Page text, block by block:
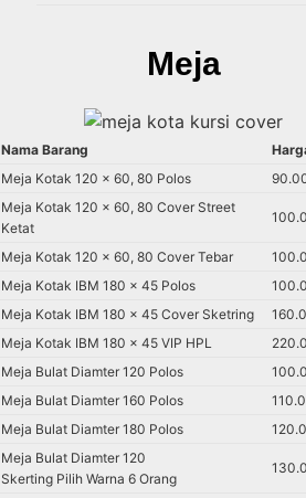
Meja
Nama Barang
Meja Kotak 120 x 60, 80 Polos
Meja Kotak 120 x 60, 80 Cover Street
Ketat
Meja Kotak 120 x 60, 80 Cover Tebar
Meja Kotak IBM 180 x 45 Polos
Meja Kotak IBM 180 x 45 Cover Sketring
Meja Kotak IBM 180 x 45 VIP HPL
Meja Bulat Diamter 120 Polos
Meja Bulat Diamter 160 Polos
Meja Bulat Diamter 180 Polos
Meja Bulat Diamter 120
Skerting Pilih Warna 6 Orang